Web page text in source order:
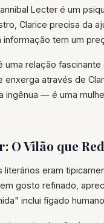
Lecter é um
Clarice precisa da
tem um
uma relação
enxerga através de
ingênua — é uma
O Vilão que
eram
gosto refinado,
inclui fígado